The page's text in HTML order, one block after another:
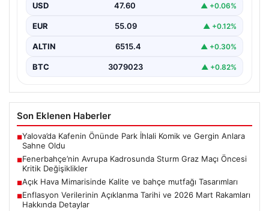
Fenerbahçe, UEFA Şampiyonlar Ligi 3. eleme turu ilk
USD 47.60 ▲ +0.06%
EUR 55.09 ▲ +0.12%
ALTIN 6515.4 ▲ +0.30%
BTC 3079023 ▲ +0.82%
Son Eklenen Haberler
■Yalova’da Kafenin Önünde Park İhlali Komik ve Gergin Anlara
Sahne Oldu
■Fenerbahçe’nin Avrupa Kadrosunda Sturm Graz Maçı Öncesi
Kritik Değişiklikler
■Açık Hava Mimarisinde Kalite ve bahçe mutfağı Tasarımları
■Enflasyon Verilerinin Açıklanma Tarihi ve 2026 Mart Rakamları
Hakkında Detaylar